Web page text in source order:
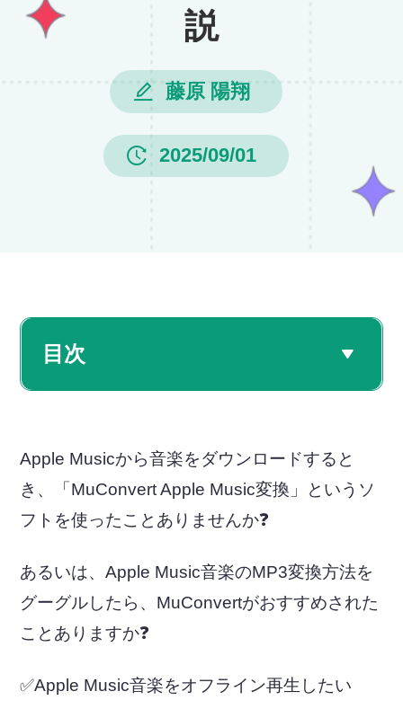
説
藤原 陽翔
2025/09/01
目次
Apple Musicから音楽をダウンロードすると
き、「MuConvert Apple Music変換」というソ
フトを使ったことありませんか❓
あるいは、Apple Music音楽のMP3変換方法を
グーグルしたら、MuConvertがおすすめされた
ことありますか❓
✅Apple Music音楽をオフライン再生したい